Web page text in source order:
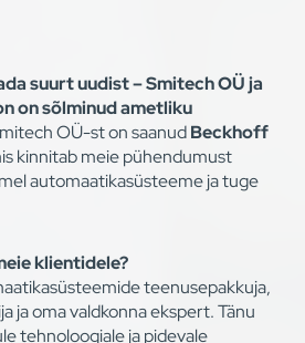
suurt uudist – Smitech OÜ ja
on sõlminud ametliku
OÜ-st on saanudBeckhoff
kinnitab meie pühendumust
automaatikasüsteeme ja tuge
klientidele?
teenusepakkuja,
ja oma valdkonna ekspert. Tänu
tehnoloogiale ja pidevale